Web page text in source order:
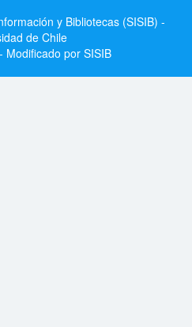
y Bibliotecas (SISIB) -
de Chile
Modificado por SISIB